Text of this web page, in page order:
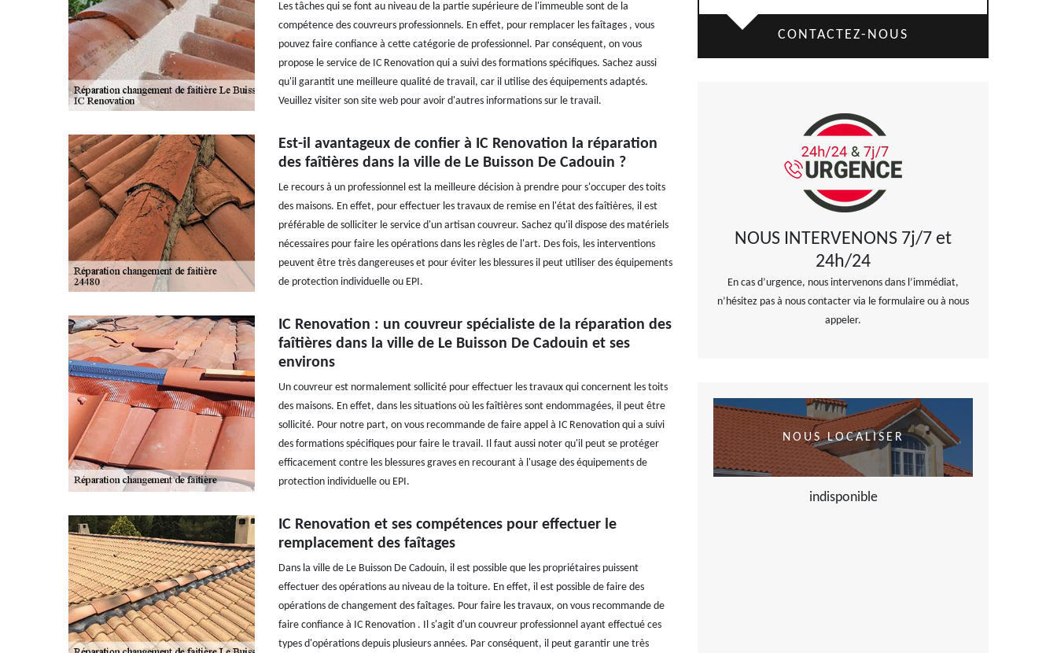
Les tâches qui se font au niveau de la partie supérieure de l'immeuble sont de la
compétence des couvreurs professionnels. En effet, pour remplacer les faîtages , vous
pouvez faire confiance à cette catégorie de professionnel. Par conséquent, on vous
propose le service de IC Renovation qui a suivi des formations spécifiques. Sachez aussi
qu'il garantit une meilleure qualité de travail, car il utilise des équipements adaptés.
Veuillez visiter son site web pour avoir d'autres informations sur le travail.
Est-il avantageux de confier à IC Renovation la réparation
des faîtières dans la ville de Le Buisson De Cadouin ?
Le recours à un professionnel est la meilleure décision à prendre pour s'occuper des toits
des maisons. En effet, pour effectuer les travaux de remise en l'état des faîtières, il est
préférable de solliciter le service d'un artisan couvreur. Sachez qu'il dispose des matériels
nécessaires pour faire les opérations dans les règles de l'art. Des fois, les interventions
peuvent être très dangereuses et pour éviter les blessures il peut utiliser des équipements
de protection individuelle ou EPI.
IC Renovation : un couvreur spécialiste de la réparation des
faîtières dans la ville de Le Buisson De Cadouin et ses
environs
Un couvreur est normalement sollicité pour effectuer les travaux qui concernent les toits
des maisons. En effet, dans les situations où les faîtières sont endommagées, il peut être
sollicité. Pour notre part, on vous recommande de faire appel à IC Renovation qui a suivi
des formations spécifiques pour faire le travail. Il faut aussi noter qu'il peut se protéger
efficacement contre les blessures graves en recourant à l'usage des équipements de
protection individuelle ou EPI.
IC Renovation et ses compétences pour effectuer le
remplacement des faîtages
Dans la ville de Le Buisson De Cadouin, il est possible que les propriétaires puissent
effectuer des opérations au niveau de la toiture. En effet, il est possible de faire des
opérations de changement des faîtages. Pour faire les travaux, on vous recommande de
faire confiance à IC Renovation . Il s'agit d'un couvreur professionnel ayant effectué ces
types d'opérations depuis plusieurs années. Par conséquent, il peut garantir une très
CONTACTEZ-NOUS
NOUS INTERVENONS 7j/7 et
24h/24
En cas d’urgence, nous intervenons dans l’immédiat,
n’hésitez pas à nous contacter via le formulaire ou à nous
appeler.
NOUS LOCALISER
indisponible